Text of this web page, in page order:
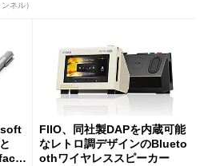
ネル）
FIIO、同社製DAPを内蔵可能
なレトロ調デザインのBlueto
othワイヤレススピーカー